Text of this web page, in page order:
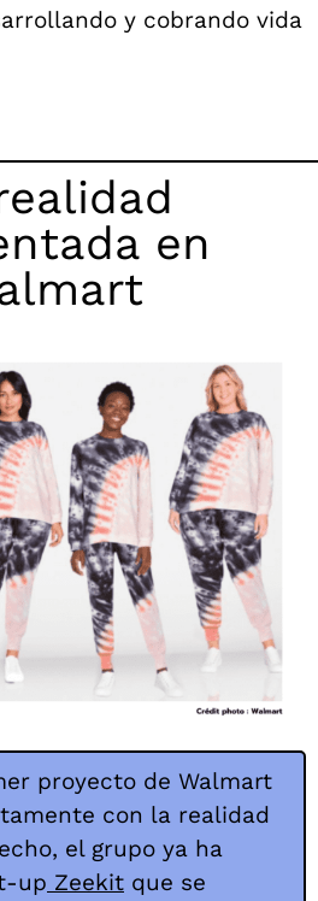
y cobrando vida
en
proyecto de Walmart
con la realidad
el grupo ya ha
up Zeekit que se